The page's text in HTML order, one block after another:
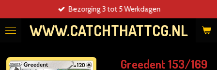
direct
naar
WWW.CATCHTHATTCG.NL
Bezorging 3 tot 5 Werkdagen
Greedent 153/169